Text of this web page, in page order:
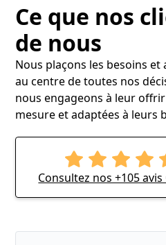
Ce que nos
de nous
Nous plaçons les besoins
au centre de toutes nos
nous engageons à leur
mesure et adaptées à leurs
Consultez nos +105